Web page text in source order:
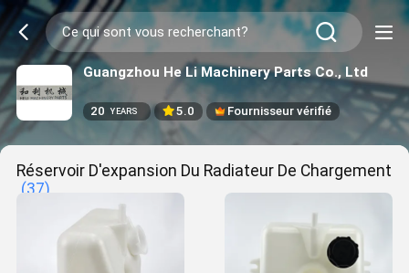
Guangzhou He Li Machinery Parts Co., Ltd
20 YEARS 5.0 Fournisseur vérifié
Réservoir D'expansion Du Radiateur De Chargement
(37)